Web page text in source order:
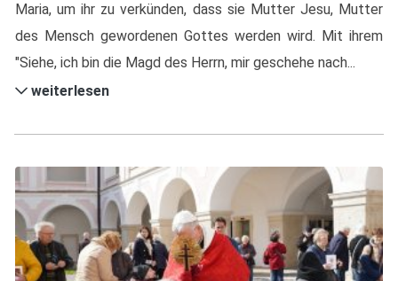
Maria, um ihr zu verkünden, dass sie Mutter Jesu, Mutter
des Mensch gewordenen Gottes werden wird. Mit ihrem
"Siehe, ich bin die Magd des Herrn, mir geschehe nach...
weiterlesen